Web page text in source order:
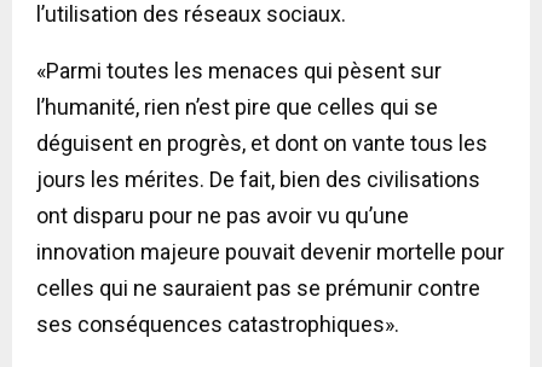
l’utilisation des réseaux sociaux.
«Parmi toutes les menaces qui pèsent sur
l’humanité, rien n’est pire que celles qui se
déguisent en progrès, et dont on vante tous les
jours les mérites. De fait, bien des civilisations
ont disparu pour ne pas avoir vu qu’une
innovation majeure pouvait devenir mortelle pour
celles qui ne sauraient pas se prémunir contre
ses conséquences catastrophiques».